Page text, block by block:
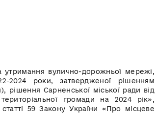
вулично-дорожньої мережі,
2024 роки, затвердженої рішенням
рішення Сарненської міської ради від
громади на 2024 рік»,
59 Закону України «Про місцеве